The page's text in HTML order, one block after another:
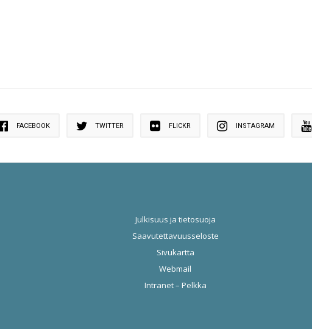
FACEBOOK TWITTER FLICKR INSTAGRAM
Julkisuus ja tietosuoja
Saavutettavuusseloste
Sivukartta
Webmail
Intranet – Pelkka